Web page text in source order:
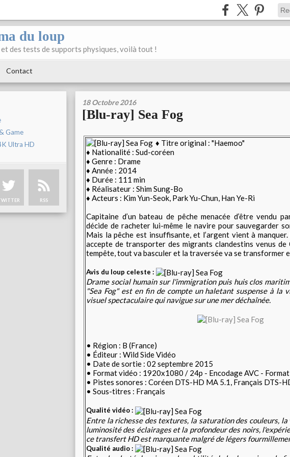
du loup
des tests de supports physiques, voilà tout !
Contact
Game
Ultra HD
RSS
18 Octobre 2016
[Blu-ray] Sea Fog
♦ Titre original : "Haemoo"
♦ Nationalité : Sud-coréen
♦ Genre : Drame
♦ Année : 2014
♦ Durée : 111 min
♦ Réalisateur : Shim Sung-Bo
♦ Acteurs : Kim Yun-Seok, Park Yu-Chun, Han Ye-Ri
Capitaine d’un bateau de pêche menacée d’être vendu
décide de racheter lui-même le navire pour sauvegarder
Mais la pêche est insuffisante, et l’argent vient à
accepte de transporter des migrants clandestins venus de
tempête, tout va basculer et la traversée va se transformer
Avis du loup celeste :
Drame social humain sur l'immigration puis huis clos
"Sea Fog" est en fin de compte un haletant suspense à la
visuel spectaculaire qui navigue sur une mer déchaînée.
• Région : B (France)
• Éditeur : Wild Side Vidéo
• Date de sortie : 02 septembre 2015
• Format vidéo : 1920x1080 / 24p - Encodage AVC -
• Pistes sonores : Coréen DTS-HD MA 5.1, Français DTS-
• Sous-titres : Français
Qualité vidéo :
Entre la richesse des textures, la saturation des couleurs,
luminosité des éclairages et la profondeur des noirs,
ce transfert HD est marquante malgré de légers
Qualité audio :